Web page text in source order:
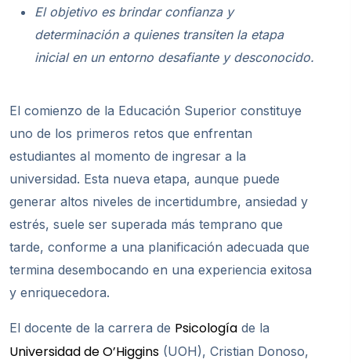
El objetivo es brindar confianza y
determinacióna quienes transiten la etapa
inicial en un entorno desafiantey desconocido.
El comienzo de la Educación Superior constituye
uno de los primeros retos que enfrentan
estudiantes al momento de ingresar a la
universidad. Esta nueva etapa, aunque puede
generar altos niveles de incertidumbre, ansiedad y
estrés, suele ser superada más temprano que
tarde, conforme a una planificación adecuada que
termina desembocando en una experiencia exitosa
y enriquecedora.
El docente de la carrera de Psicología de la
Universidad de O’Higgins (UOH), Cristian Donoso,